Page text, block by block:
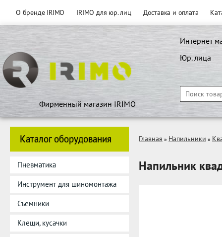
О бренде IRIMO IRIMO для юр. лиц Доставка и оплата
Фирменный магазин IRIMO
Интернет
Юр. лица
Каталог оборудования
Пневматика
Инструмент для шиномонтажа
Съемники
Клещи, кусачки
Главная » Напильники »
Напильник